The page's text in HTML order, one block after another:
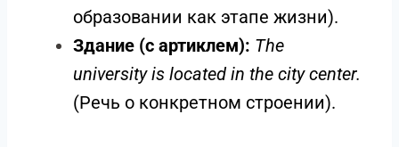
образовании как этапе жизни).
Здание (с артиклем): The
university is located in the city center.
(Речь о конкретном строении).